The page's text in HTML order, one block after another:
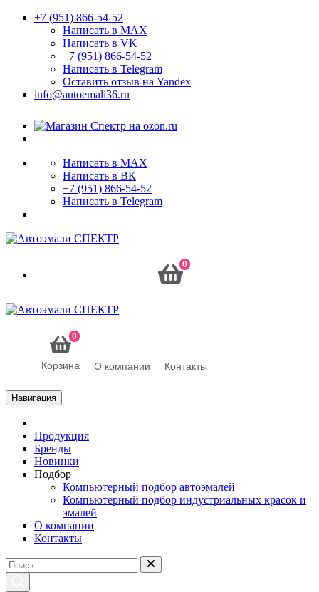
+7 (951) 866-54-52
Написать в MAX
Написать в VK
+7 (951) 866-54-52
Написать в Telegram
Оставить отзыв на Yandex
info@autoemali36.ru
Написать в MAX
Написать в ВК
+7 (951) 866-54-52
Написать в Telegram
0
0
Корзина О компании Контакты
Навигация
Продукция
Бренды
Новинки
Подбор
Компьютерный подбор автоэмалей
Компьютерный подбор индустриальных красок и
эмалей
О компании
Контакты